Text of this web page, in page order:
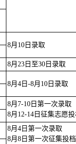
8月10日录取
8月23日至30日录取
8月4日-8月10日录取
8月7-10日第一次录取
8月12-14日征集志愿
8月4日第一次录取
8月8日第一次征集投档